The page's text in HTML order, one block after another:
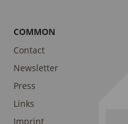
COMMON
Contact
Newsletter
Press
Links
Imprint